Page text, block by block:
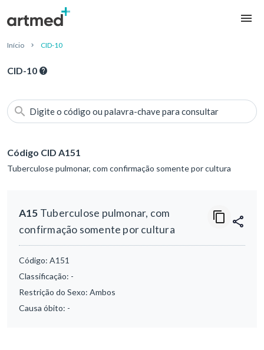
Início CID-10
CID-10
Digite o código ou palavra-chave para consultar
Código CID A151
Tuberculose pulmonar, com confirmação somente por cultura
A15 Tuberculose pulmonar, com
confirmação somente por cultura
Código: A151
Classificação: -
Restrição do Sexo: Ambos
Causa óbito: -